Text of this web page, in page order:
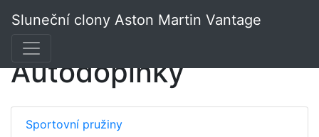
Sluneční clony Aston Martin Vantage
Autodoplňky
Sportovní pružiny